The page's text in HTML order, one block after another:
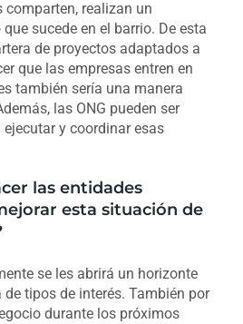
realizan un
sucede en el barrio. De esta
de proyectos adaptados a
que las empresas entren en
también sería una manera
las ONG pueden ser
y coordinar esas
las entidades
esta situación de
se les abrirá un horizonte
tipos de interés. También por
durante los próximos